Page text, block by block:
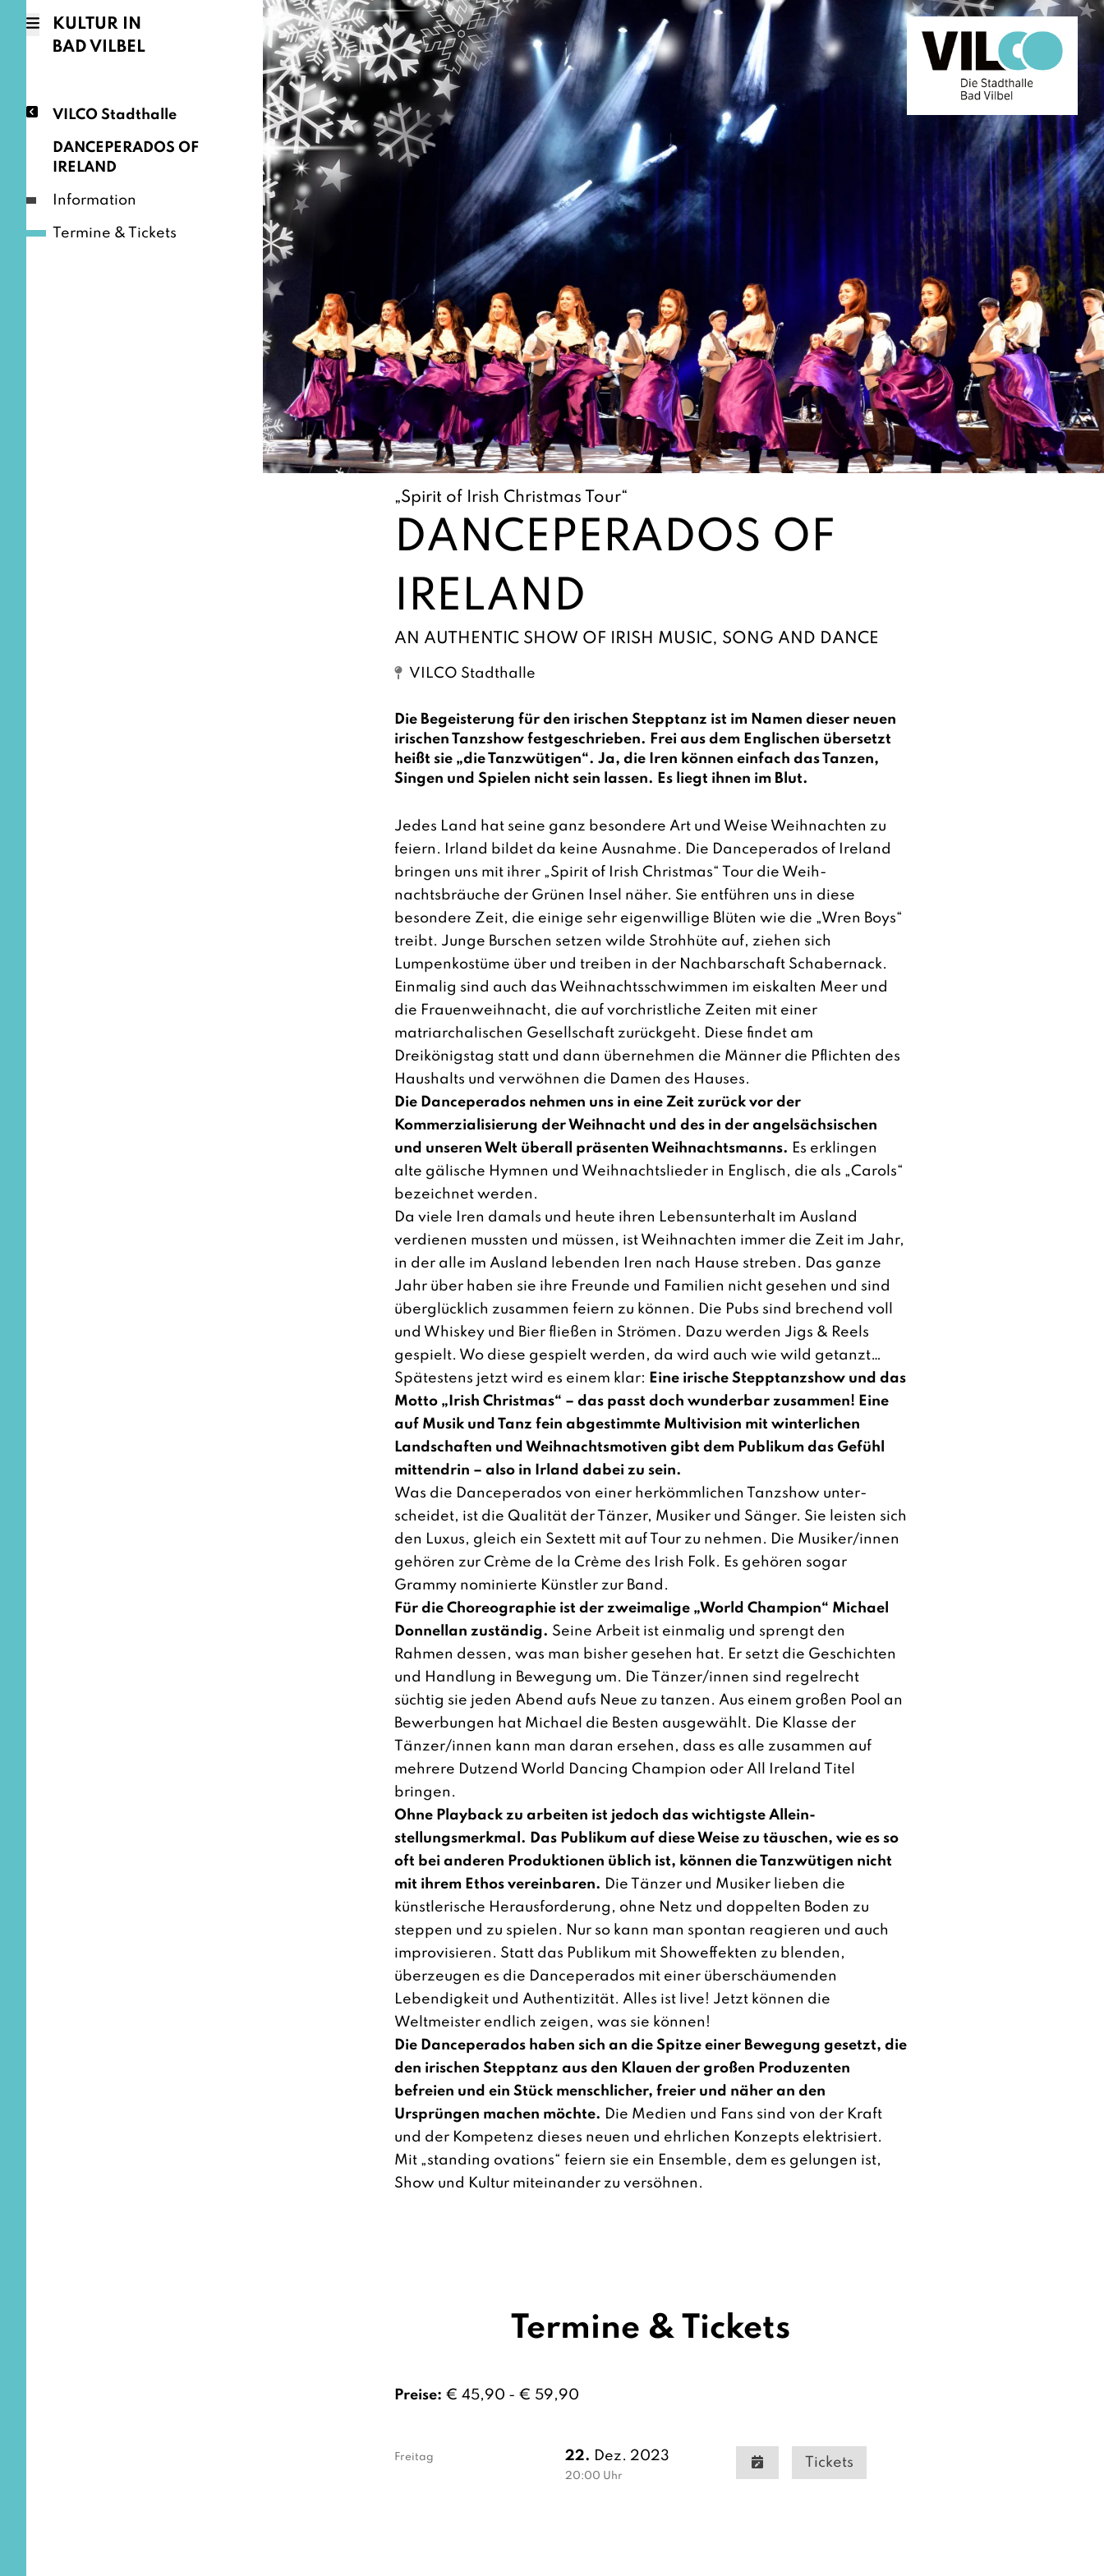
KULTUR IN
BAD VILBEL
VILCO Stadthalle
DANCEPERADOS OF
IRELAND
Information
Termine & Tickets
„Spirit of Irish Christmas Tour“
DANCEPERADOS OF
IRELAND
AN AUTHENTIC SHOW OF IRISH MUSIC, SONG AND DANCE
VILCO Stadthalle
Die Begeisterung für den irischen Stepptanz ist im Namen die­ser neuen
irischen Tanzshow festgeschrieben. Frei aus dem Englischen übersetzt
heißt sie „die Tanzwütigen“. Ja, die Iren können einfach das Tanzen,
Singen und Spielen nicht sein lassen. Es liegt ihnen im Blut.
Jedes Land hat seine ganz besondere Art und Weise Weihnachten zu
feiern. Irland bildet da keine Ausnahme. Die Danceperados of Ire­land
bringen uns mit ihrer „Spirit of Irish Christmas“ Tour die Weih­
nachtsbräuche der Grünen Insel näher. Sie entführen uns in diese
besondere Zeit, die einige sehr eigenwillige Blüten wie die „Wren Boys“
treibt. Junge Burschen setzen wilde Strohhüte auf, ziehen sich
Lumpenkostüme über und treiben in der Nachbarschaft Schabernack.
Einmalig sind auch das Weihnachtsschwimmen im eiskalten Meer und
die Frauenweihnacht, die auf vorchristliche Zeiten mit einer
matriarchalischen Gesellschaft zurückgeht. Diese findet am
Dreikönigstag statt und dann übernehmen die Männer die Pflich­ten des
Haushalts und verwöhnen die Damen des Hauses.
Die Danceperados nehmen uns in eine Zeit zurück vor der
Kommerzialisierung der Weihnacht und des in der angelsächsischen
und unseren Welt überall prä­senten Weihnachtsmanns. Es erklingen
alte gälische Hymnen und Weihnachtslieder in Englisch, die als „Carols“
bezeichnet werden.
Da viele Iren damals und heute ihren Lebensunterhalt im Ausland
verdienen mussten und müssen, ist Weihnachten immer die Zeit im Jahr,
in der alle im Ausland lebenden Iren nach Hause streben. Das ganze
Jahr über haben sie ihre Freunde und Familien nicht gesehen und sind
überglücklich zusammen feiern zu können. Die Pubs sind brechend voll
und Whiskey und Bier fließen in Strömen. Dazu werden Jigs & Reels
gespielt. Wo diese gespielt werden, da wird auch wie wild getanzt…
Spätestens jetzt wird es einem klar: Eine irische Stepptanzshow und das
Motto „Irish Christmas“ – das passt doch wunderbar zusammen! Eine
auf Musik und Tanz fein abgestimmte Multivision mit winterlichen
Landschaften und Weihnachtsmotiven gibt dem Publikum das Gefühl
mitten­drin – also in Irland dabei zu sein.
Was die Danceperados von einer herkömmlichen Tanzshow unter­
scheidet, ist die Qualität der Tänzer, Musiker und Sänger. Sie leisten sich
den Luxus, gleich ein Sextett mit auf Tour zu nehmen. Die Musi­ker/innen
gehören zur Crème de la Crème des Irish Folk. Es gehören sogar
Grammy nominierte Künstler zur Band.
Für die Choreographie ist der zweimalige „World Champion“ Michael
Donnellan zuständig. Seine Arbeit ist einmalig und sprengt den
Rahmen dessen, was man bisher gesehen hat. Er setzt die Geschichten
und Handlung in Bewegung um. Die Tänzer/innen sind regelrecht
süchtig sie jeden Abend aufs Neue zu tanzen. Aus einem großen Pool an
Bewerbungen hat Michael die Besten ausge­wählt. Die Klasse der
Tänzer/innen kann man daran ersehen, dass es alle zusammen auf
mehrere Dutzend World Dancing Champion oder All Ireland Titel
bringen.
Ohne Playback zu arbeiten ist jedoch das wichtigste Allein­
stellungsmerkmal. Das Publikum auf diese Weise zu täuschen, wie es so
oft bei anderen Produktionen üblich ist, können die Tanzwütigen nicht
mit ihrem Ethos vereinbaren. Die Tänzer und Musiker lieben die
künstlerische Herausforderung, ohne Netz und doppelten Boden zu
steppen und zu spielen. Nur so kann man spontan reagieren und auch
improvisieren. Statt das Publikum mit Showeffekten zu blenden,
überzeugen es die Danceperados mit einer überschäumenden
Lebendigkeit und Authentizität. Alles ist live! Jetzt können die
Weltmeister endlich zeigen, was sie können!
Die Danceperados haben sich an die Spitze einer Bewegung gesetzt, die
den irischen Stepptanz aus den Klauen der großen Produzenten
befreien und ein Stück menschlicher, freier und näher an den
Ursprüngen machen möchte. Die Medien und Fans sind von der Kraft
und der Kompetenz dieses neuen und ehr­lichen Konzepts elektrisiert.
Mit „standing ovations“ feiern sie ein Ensemble, dem es gelungen ist,
Show und Kultur miteinander zu versöhnen.
Termine & Tickets
Preise: € 45,90 - € 59,90
Freitag 22. Dez. 2023
20:00 Uhr
Tickets